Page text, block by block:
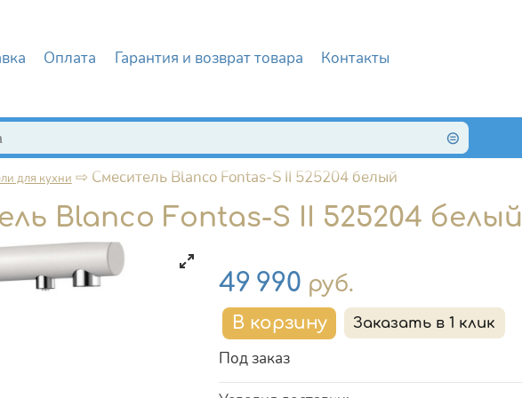
Оплата Гарантия и возврат товара Контакты
для кухни ⇨ Смеситель Blanco Fontas-S II 525204 белый
Blanco Fontas-S II 525204 белый
Цена
49 990 руб.
Под заказ